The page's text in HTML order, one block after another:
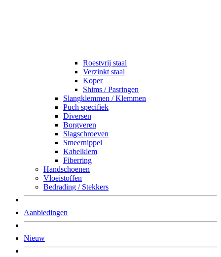
Roestvrij staal
Verzinkt staal
Koper
Shims / Pasringen
Slangklemmen / Klemmen
Puch specifiek
Diversen
Borgveren
Slagschroeven
Smeernippel
Kabelklem
Fiberring
Handschoenen
Vloeistoffen
Bedrading / Stekkers
Aanbiedingen
Nieuw